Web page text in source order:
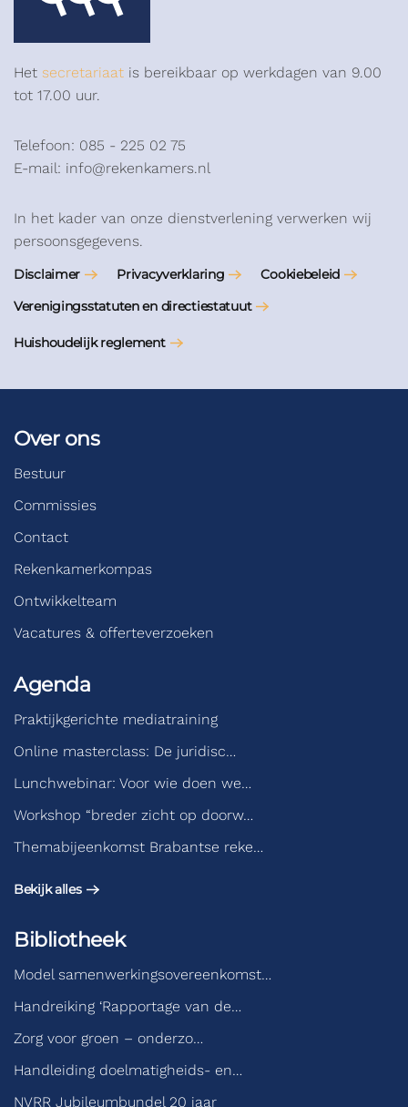
Het secretariaat is bereikbaar op werkdagen van 9.00
tot 17.00 uur.
Telefoon: 085 - 225 02 75
E-mail: info@rekenkamers.nl
In het kader van onze dienstverlening verwerken wij
persoonsgegevens.
Disclaimer Privacyverklaring
Cookiebeleid
Verenigingsstatuten en directiestatuut
Huishoudelijk reglement
Over ons
Bestuur
Commissies
Contact
Rekenkamerkompas
Ontwikkelteam
Vacatures & offerteverzoeken
Agenda
Praktijkgerichte mediatraining
Online masterclass: De juridisc…
Lunchwebinar: Voor wie doen we…
Workshop “breder zicht op doorw…
Themabijeenkomst Brabantse reke…
Bekijk alles
Bibliotheek
Model samenwerkingsovereenkomst…
Handreiking ‘Rapportage van de…
Zorg voor groen – onderzo…
Handleiding doelmatigheids- en…
NVRR Jubileumbundel 20 jaar